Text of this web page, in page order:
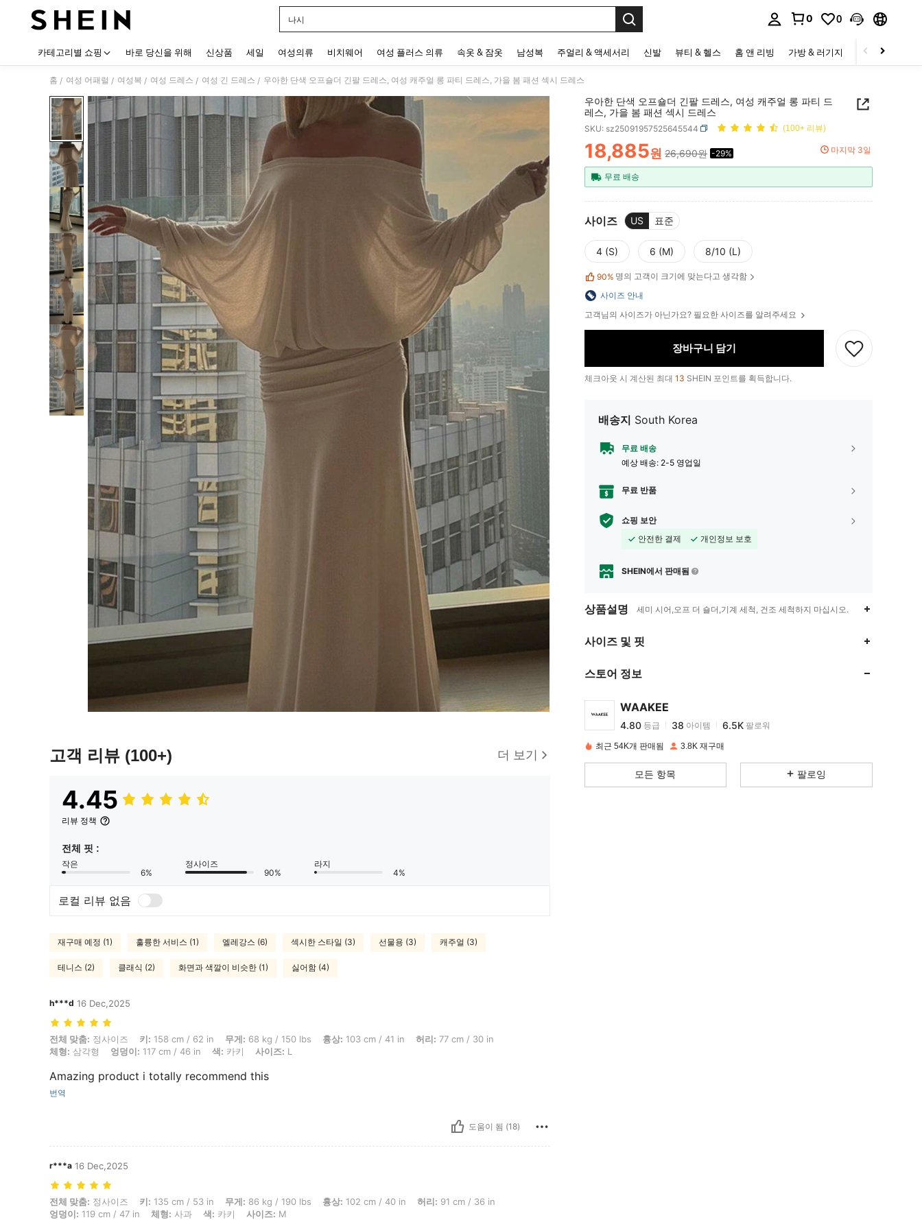
나시
0 0
카테고리별 쇼핑 바로 당신을 위해 신상품 세일 여성의류 비치웨어 여성 플러스 의류 속옷 & 잠옷 남성복 주얼리 & 액세서리 신발 뷰티 & 헬스 홈 앤 리빙 가방 & 러기지 스포츠 & 아웃
홈 / 여성 어패럴 / 여성복 / 여성 드레스 / 여성 긴 드레스 / 우아한 단색 오프숄더 긴팔 드레스, 여성 캐주얼 롱 파티 드레스, 가을 봄 패션 섹시 드레스
고객 리뷰 (100+) 더 보기
4.45
리뷰 정책
전체 핏 :
작은
6%
정사이즈
90%
라지
4%
로컬 리뷰 없음
재구매 예정 (1) 훌륭한 서비스 (1) 엘레강스 (6) 섹시한 스타일 (3) 선물용 (3) 캐주얼 (3)
테니스 (2) 클래식 (2) 화면과 색깔이 비슷한 (1) 싫어함 (4)
h***d 16 Dec,2025
전체 맞춤: 정사이즈, 키: 158 cm / 62 in, 무게: 68 kg / 150 lbs, 흉상: 103 cm / 41 in, 허리: 77 cm / 30 in, 체형: 삼각형, 엉덩이: 117 cm / 46 in, 색: 카키, 사이즈: L
전체 맞춤: 정사이즈 키: 158 cm / 62 in 무게: 68 kg / 150 lbs 흉상: 103 cm / 41 in 허리: 77 cm / 30 in
체형: 삼각형 엉덩이: 117 cm / 46 in 색: 카키 사이즈: L
Amazing product i totally recommend this
번역
도움이 됨 (18)
r***a 16 Dec,2025
전체 맞춤: 정사이즈, 키: 135 cm / 53 in, 무게: 86 kg / 190 lbs, 흉상: 102 cm / 40 in, 허리: 91 cm / 36 in, 엉덩이: 119 cm / 47 in, 체형: 사과, 색: 카키, 사이즈: M
전체 맞춤: 정사이즈 키: 135 cm / 53 in 무게: 86 kg / 190 lbs 흉상: 102 cm / 40 in 허리: 91 cm / 36 in
엉덩이: 119 cm / 47 in 체형: 사과 색: 카키 사이즈: M
우아한 단색 오프숄더 긴팔 드레스, 여성 캐주얼 롱 파티 드
레스, 가을 봄 패션 섹시 드레스
SKU: sz25091957525645544 (100+ 리뷰)
PRICE AND AVAILABILITY
18,885원 26,690원 -29% 마지막 3일
무료 배송
사이즈 US 표준
4 (S) 6 (M) 8/10 (L)
90% 명의 고객이 크기에 맞는다고 생각함
사이즈 안내
고객님의 사이즈가 아닌가요? 필요한 사이즈를 알려주세요
장바구니 담기
체크아웃 시 계산된 최대 13 SHEIN 포인트를 획득합니다.
배송지 South Korea
무료 배송
예상 배송: 2-5 영업일
무료 반품
쇼핑 보안
안전한 결제
개인정보 보호
SHEIN에서 판매됨
상품설명 세미 시어,오프 더 숄더,기계 세척, 건조 세척하지 마십시오.
사이즈 및 핏
스토어 정보
WAAKEE
4.80
4.80
d***4 이(가)하루 전에지불됨
최근 54K개 판매됨 3.8K 재구매
모든 항목 팔로잉